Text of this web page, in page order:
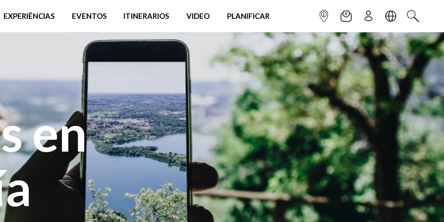
EXPERIÊNCIAS EVENTOS ITINERARIOS VIDEO PLANIFICAR INFOPOINTNEWSLETTER
SUSCRÌBETE
IDIOMABUSCAR
en